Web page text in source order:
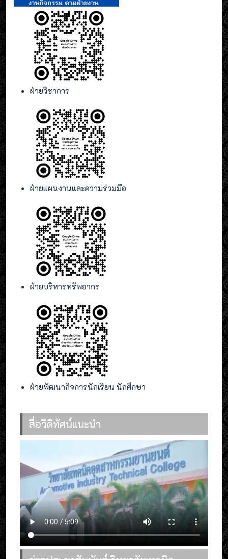
ฝ่ายวิชาการ
ฝ่ายแผนงานและความร่วมมือ
ฝ่ายบริหารทรัพยากร
ฝ่ายพัฒนากิจการนักเรียน นักศึกษา
สื่อวีดิทัศน์แนะนำ